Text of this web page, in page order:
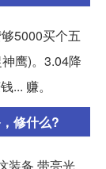
5000买个五
鹰)。3.04降
... 赚。
修什么?